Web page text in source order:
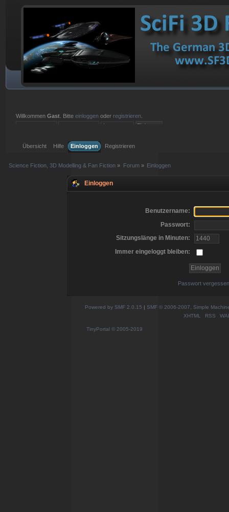
WillkommenGast . Bitteeinloggen oder registrieren
Übersicht
Hilfe Einloggen Registrieren
Science Fiction, 3D Modelling & Fan Fiction » Forum» Einloggen
Einloggen
Benutzername:
Passwort:
Sitzungslänge in Minuten:
Immer eingeloggt bleiben:
Passwort
Powered by SMF 2.0.15 | SMF © 2006-2007, Simple
XHTML
RSS
TinyPortal © 2005-2019